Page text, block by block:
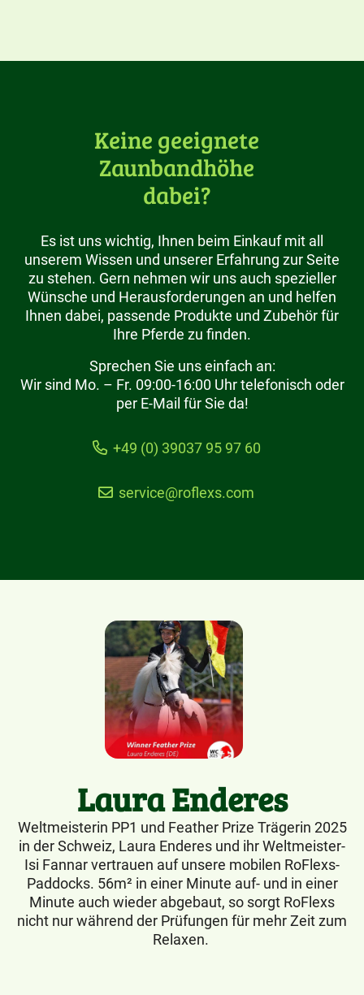
Keine geeignete
Zaunbandhöhe
dabei?
Es ist uns wichtig, Ihnen beim Einkauf mit all
unserem Wissen und unserer Erfahrung zur Seite
zu stehen. Gern nehmen wir uns auch spezieller
Wünsche und Herausforderungen an und helfen
Ihnen dabei, passende Produkte und Zubehör für
Ihre Pferde zu finden.
Sprechen Sie uns einfach an:
Wir sind Mo. – Fr. 09:00-16:00 Uhr telefonisch oder
per E-Mail für Sie da!
+49 (0) 39037 95 97 60
service@roflexs.com
Weltmeisterin PP1 und Feather Prize Trägerin 2025
in der Schweiz, Laura Enderes und ihr Weltmeister-
Isi Fannar vertrauen auf unsere mobilen RoFlexs-
Paddocks. 56m² in einer Minute auf- und in einer
Minute auch wieder abgebaut, so sorgt RoFlexs
nicht nur während der Prüfungen für mehr Zeit zum
Relaxen.
Laura Enderes